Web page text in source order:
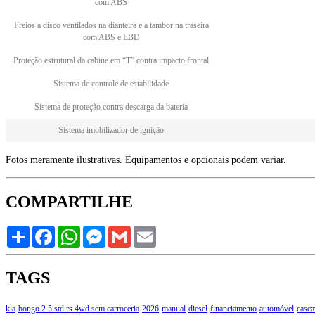
Freios a disco ventilados na dianteira e a tambor na traseira
com ABS e EBD
Proteção estrutural da cabine em “T” contra impacto frontal
Sistema de controle de estabilidade
Sistema de proteção contra descarga da bateria
Sistema imobilizador de ignição
Fotos meramente ilustrativas. Equipamentos e opcionais podem variar.
COMPARTILHE
Share FacebookWhatsAppMessenger
Gmail
TAGS
kia bongo 2.5 std rs 4wd sem carroceria 2026 manual diesel financiamento automóvel